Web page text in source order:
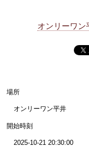
オンリーワン
場所
オンリーワン平井
開始時刻
2025-10-21 20:30:00